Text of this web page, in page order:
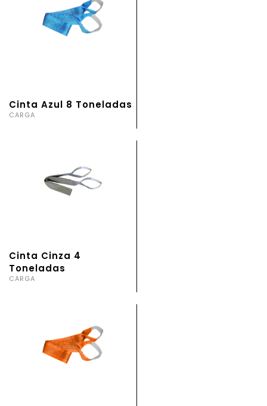
Cinta Azul 8 Toneladas
CARGA
Cinta Cinza 4
Toneladas
CARGA